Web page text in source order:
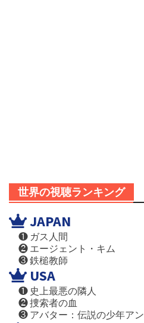
世界の視聴ランキング
JAPAN
❶ ガス人間
❷ エージェント・キム
❸ 鉄槌教師
USA
❶ 史上最悪の隣人
❷ 捜索者の血
❸ アバター：伝説の少年アン